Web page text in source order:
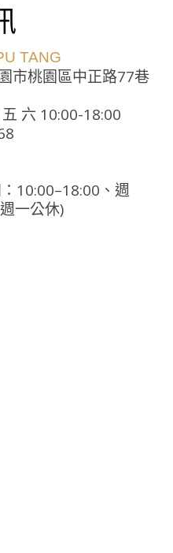
TANG
市桃園區中正路77巷
六 10:00-18:00
10:00–18:00、週
一公休)